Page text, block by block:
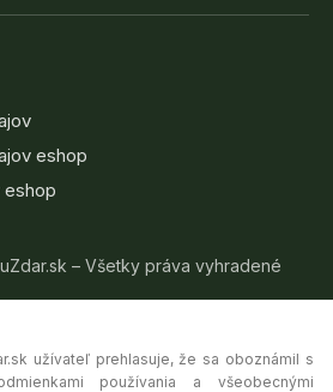
eshop
– Všetky práva vyhradené
užívateľ prehlasuje, že sa oboznámil s
používania a všeobecnými